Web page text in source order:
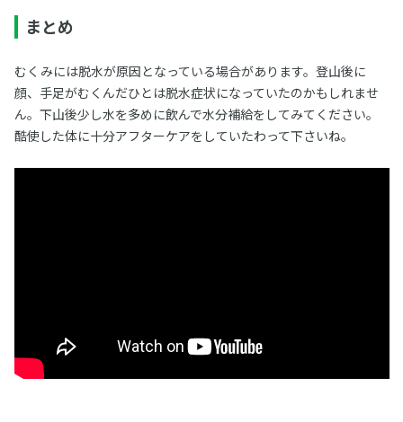
まとめ
むくみには脱水が原因となっている場合があります。登山後に
顔、手足がむくんだひとは脱水症状になっていたのかもしれませ
ん。下山後少し水を多めに飲んで水分補給をしてみてください。
酷使した体に十分アフターケアをしていたわって下さいね。